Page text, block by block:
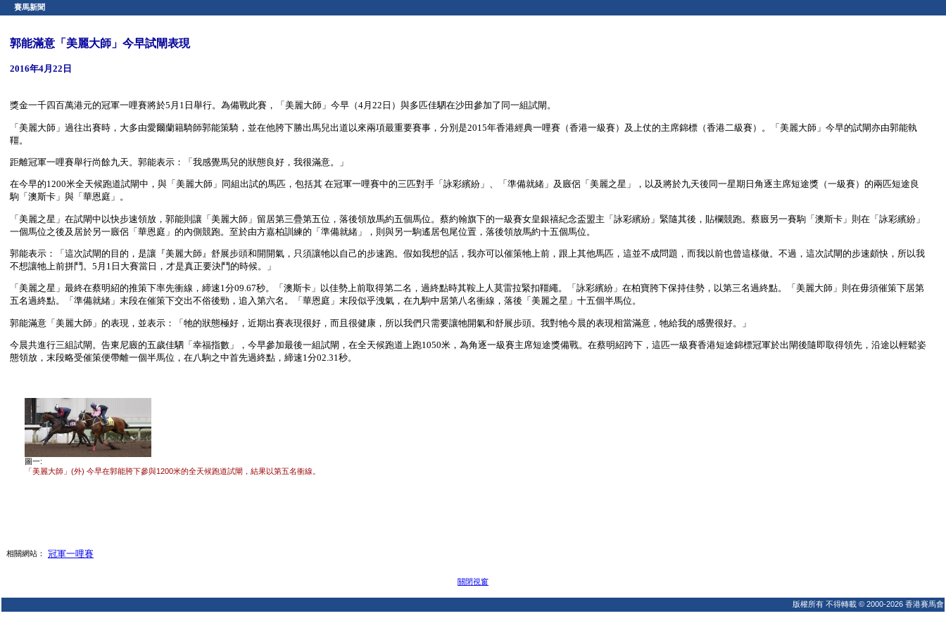
賽馬新聞
郭能滿意「美麗大師」今早試閘表現
2016年4月22日
獎金一千四百萬港元的冠軍一哩賽將於5月1日舉行。為備戰此賽，「美麗大師」今早（4月22日）與多匹佳駟在沙田參加了同一組試閘。
「美麗大師」過往出賽時，大多由愛爾蘭籍騎師郭能策騎，並在他胯下勝出馬兒出道以來兩項最重要賽事，分別是2015年香港經典一哩賽（香港一級賽）及上仗的主席錦標（香港二級賽）。「美麗大師」今早的試閘亦由郭能執
韁。
距離冠軍一哩賽舉行尚餘九天。郭能表示：「我感覺馬兒的狀態良好，我很滿意。」
在今早的1200米全天候跑道試閘中，與「美麗大師」同組出試的馬匹，包括其 在冠軍一哩賽中的三匹對手「詠彩繽紛」、「準備就緒」及廄侶「美麗之星」，以及將於九天後同一星期日角逐主席短途獎（一級賽）的兩匹短途良
駒「澳斯卡」與「華恩庭」。
「美麗之星」在試閘中以快步速領放，郭能則讓「美麗大師」留居第三疊第五位，落後領放馬約五個馬位。蔡約翰旗下的一級賽女皇銀禧紀念盃盟主「詠彩繽紛」緊隨其後，貼欄競跑。蔡廄另一賽駒「澳斯卡」則在「詠彩繽紛」
一個馬位之後及居於另一廄侶「華恩庭」的內側競跑。至於由方嘉柏訓練的「準備就緒」，則與另一駒遙居包尾位置，落後領放馬約十五個馬位。
郭能表示：「這次試閘的目的，是讓『美麗大師』舒展步頭和開開氣，只須讓牠以自己的步速跑。假如我想的話，我亦可以催策牠上前，跟上其他馬匹，這並不成問題，而我以前也曾這樣做。不過，這次試閘的步速頗快，所以我
不想讓牠上前拼鬥。5月1日大賽當日，才是真正要決鬥的時候。」
「美麗之星」最終在蔡明紹的推策下率先衝線，締速1分09.67秒。「澳斯卡」以佳勢上前取得第二名，過終點時其鞍上人莫雷拉緊扣韁繩。「詠彩繽紛」在柏寶胯下保持佳勢，以第三名過終點。「美麗大師」則在毋須催策下居第
五名過終點。「準備就緒」末段在催策下交出不俗後勁，追入第六名。「華恩庭」末段似乎洩氣，在九駒中居第八名衝線，落後「美麗之星」十五個半馬位。
郭能滿意「美麗大師」的表現，並表示：「牠的狀態極好，近期出賽表現很好，而且很健康，所以我們只需要讓牠開氣和舒展步頭。我對牠今晨的表現相當滿意，牠給我的感覺很好。」
今晨共進行三組試閘。告東尼廄的五歲佳駟「幸福指數」，今早參加最後一組試閘，在全天候跑道上跑1050米，為角逐一級賽主席短途獎備戰。在蔡明紹跨下，這匹一級賽香港短途錦標冠軍於出閘後隨即取得領先，沿途以輕鬆姿
態領放，末段略受催策便帶離一個半馬位，在八駒之中首先過終點，締速1分02.31秒。
圖一:
「美麗大師」(外) 今早在郭能胯下參與1200米的全天候跑道試閘，結果以第五名衝線。
相關網站： 冠軍一哩賽
關閉視窗
版權所有 不得轉載 © 2000-2026 香港賽馬會